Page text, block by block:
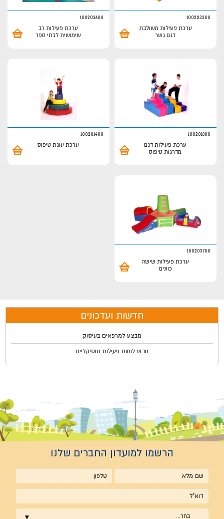
100203300
ערכת פעילות משולבת
דגם גשר
100203600
ערכת פעילות רב
שימושית לבתי ספר
100201800
ערכת פעילות דגם
מדרגות טיפוס
100201400
ערכת עוגת טיפוס
100203700
ערכת פעילות שישה
כוונים
חדשות ועדכונים
מבצע למרפאים בעיסוק
חדש לוחות פעילות מוסיקליים
הרשמו למועדון החברים שלנו
שם
מלא
טלפון
אימייל
בחר...